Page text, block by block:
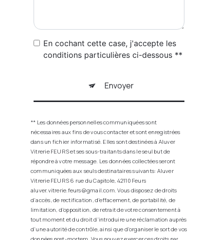
En cochant cette case, j'accepte les
conditions particulières ci-dessous **
Envoyer
** Les données personnelles communiquées sont
nécessaires aux fins de vous contacter et sont enregistrées
dans un fichier informatisé. Elles sont destinées à Aluver
Vitrerie FEURS et ses sous-traitants dans le seul but de
répondre à votre message. Les données collectées seront
communiquées aux seuls destinataires suivants: Aluver
Vitrerie FEURS 6 rue du Capitole, 42110 Feurs
aluver.vitrerie.feurs@gmail.com. Vous disposez de droits
d’accès, de rectification, d’effacement, de portabilité, de
limitation, d’opposition, de retrait de votre consentement à
tout moment et du droit d’introduire une réclamation auprès
d’une autorité de contrôle, ainsi que d’organiser le sort de vos